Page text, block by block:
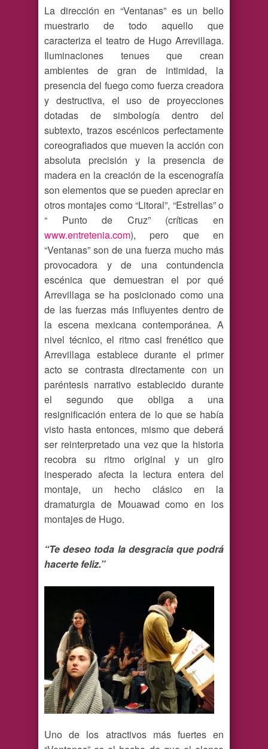
La dirección en “Ventanas” es un bello
muestrario de todo aquello que
caracteriza el teatro de Hugo Arrevillaga.
Iluminaciones tenues que crean
ambientes de gran de intimidad, la
presencia del fuego como fuerza creadora
y destructiva, el uso de proyecciones
dotadas de simbología dentro del
subtexto, trazos escénicos perfectamente
coreografiados que mueven la acción con
absoluta precisión y la presencia de
madera en la creación de la escenografía
son elementos que se pueden apreciar en
otros montajes como “Litoral”, “Estrellas” o
“ Punto de Cruz” (críticas en
www.entretenia.com), pero que en
“Ventanas” son de una fuerza mucho más
provocadora y de una contundencia
escénica que demuestran el por qué
Arrevillaga se ha posicionado como una
de las fuerzas más influyentes dentro de
la escena mexicana contemporánea. A
nivel técnico, el ritmo casi frenético que
Arrevillaga establece durante el primer
acto se contrasta directamente con un
paréntesis narrativo establecido durante
el segundo que obliga a una
resignificación entera de lo que se había
visto hasta entonces, mismo que deberá
ser reinterpretado una vez que la historia
recobra su ritmo original y un giro
inesperado afecta la lectura entera del
montaje, un hecho clásico en la
dramaturgia de Mouawad como en los
montajes de Hugo.
“Te deseo toda la desgracia que podrá
hacerte feliz.”
Uno de los atractivos más fuertes en